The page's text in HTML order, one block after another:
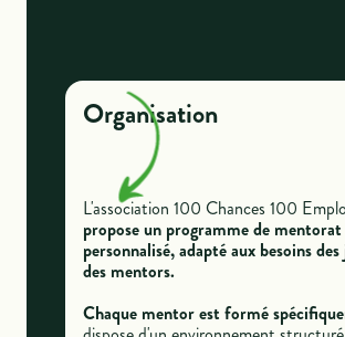
Organisation
L'association 100 Chances 100
propose un programme de mentorat
personnalisé,adapté aux besoins
des mentors.
Chaque mentor est formé